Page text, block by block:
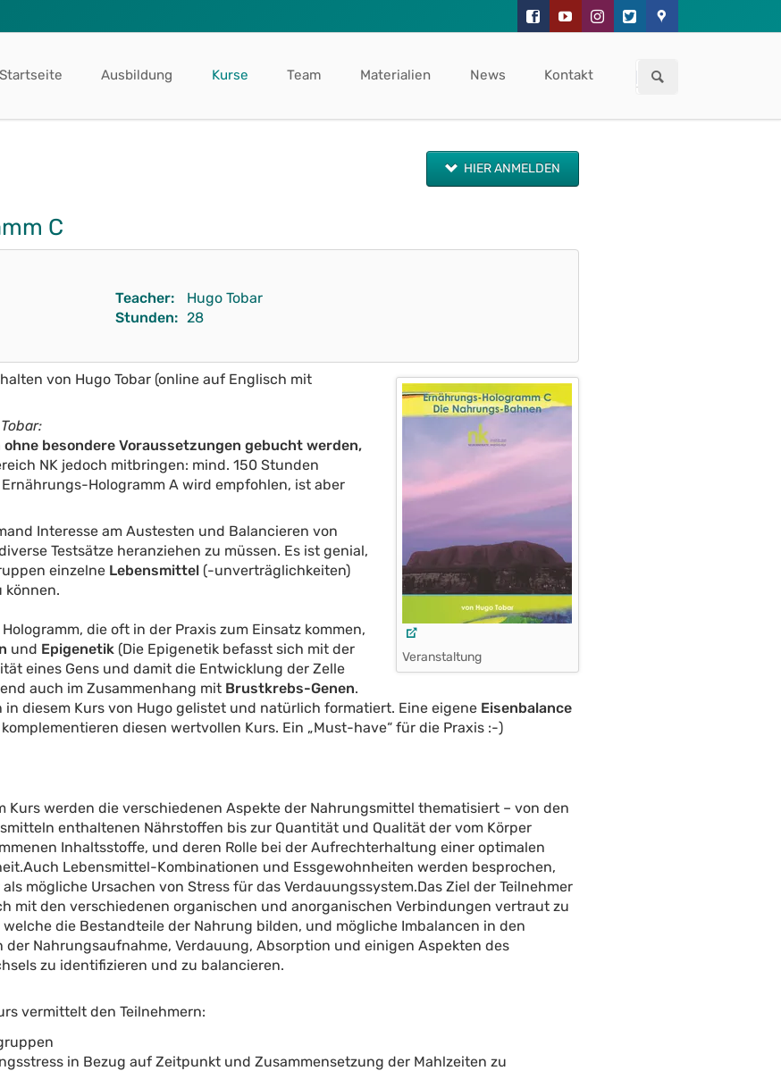
Startseite Ausbildung Kurse Team Materialien News Kontakt
HIER ANMELDEN
C
Teacher:
Hugo Tobar
Stunden: 28
Veranstaltung
von Hugo Tobar (online auf Englisch mit
besondere Voraussetzungen gebucht werden,
NK jedoch mitbringen: mind. 150 Stunden
Hologramm A wird empfohlen, ist aber
Interesse am Austesten und Balancieren von
Testsätze heranziehen zu müssen. Es ist genial,
einzelne Lebensmittel (-unverträglichkeiten)
können.
die oft in der Praxis zum Einsatz kommen,
und Epigenetik (Die Epigenetik befasst sich mit der
eines Gens und damit die Entwicklung der Zelle
auch im Zusammenhang mit Brustkrebs-Genen.
diesem Kurs von Hugo gelistet und natürlich formatiert. Eine eigene Eisenbalance
diesen wertvollen Kurs. Ein „Must-have“ für die Praxis :-)
Kurs werden die verschiedenen Aspekte der Nahrungsmittel thematisiert – von den
enthaltenen Nährstoffen bis zur Quantität und Qualität der vom Körper
Inhaltsstoffe, und deren Rolle bei der Aufrechterhaltung einer optimalen
Lebensmittel-Kombinationen und Essgewohnheiten werden besprochen,
mögliche Ursachen von Stress für das Verdauungssystem.Das Ziel der Teilnehmer
mit den verschiedenen organischen und anorganischen Verbindungen vertraut zu
welche die Bestandteile der Nahrung bilden, und mögliche Imbalancen in den
der Nahrungsaufnahme, Verdauung, Absorption und einigen Aspekten des
zu identifizieren und zu balancieren.
vermittelt den Teilnehmern:
in Bezug auf Zeitpunkt und Zusammensetzung der Mahlzeiten zu